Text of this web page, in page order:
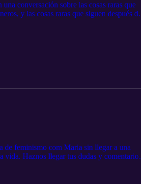
conversación sobre las cosas raras que
y las cosas raras que siguen después de
de plantitas y lechuguitas.
de feminismo com Maria sin llegar a una
vida. Haznos llegar tus dudas y comentarios
Twitter: @podtodoincluido Email: